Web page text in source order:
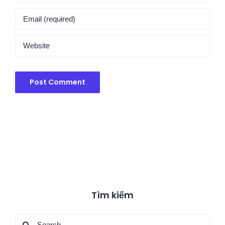
Tìm kiếm
Search